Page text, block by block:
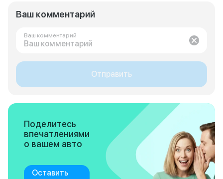
Ваш комментарий
Ваш комментарий
Отправить
Поделитесь
впечатлениями
о вашем авто
Оставить